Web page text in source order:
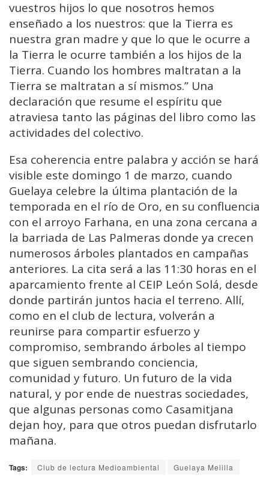
vuestros hijos lo que nosotros hemos
enseñado a los nuestros: que la Tierra es
nuestra gran madre y que lo que le ocurre a
la Tierra le ocurre también a los hijos de la
Tierra. Cuando los hombres maltratan a la
Tierra se maltratan a sí mismos.” Una
declaración que resume el espíritu que
atraviesa tanto las páginas del libro como las
actividades del colectivo.
Esa coherencia entre palabra y acción se hará
visible este domingo 1 de marzo, cuando
Guelaya celebre la última plantación de la
temporada en el río de Oro, en su confluencia
con el arroyo Farhana, en una zona cercana a
la barriada de Las Palmeras donde ya crecen
numerosos árboles plantados en campañas
anteriores. La cita será a las 11:30 horas en el
aparcamiento frente al CEIP León Solá, desde
donde partirán juntos hacia el terreno. Allí,
como en el club de lectura, volverán a
reunirse para compartir esfuerzo y
compromiso, sembrando árboles al tiempo
que siguen sembrando conciencia,
comunidad y futuro. Un futuro de la vida
natural, y por ende de nuestras sociedades,
que algunas personas como Casamitjana
dejan hoy, para que otros puedan disfrutarlo
mañana.
Tags: Club de lectura Medioambiental Guelaya Melilla